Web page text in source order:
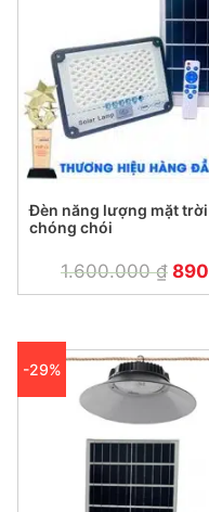
Đèn năng lượng mặt trời
chóng chói
1.600.000₫
-29%